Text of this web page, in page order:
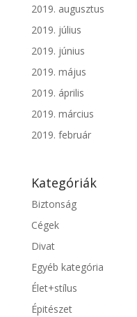
2019. augusztus
2019. július
2019. június
2019. május
2019. április
2019. március
2019. február
Kategóriák
Biztonság
Cégek
Divat
Egyéb kategória
Élet+stílus
Épitészet